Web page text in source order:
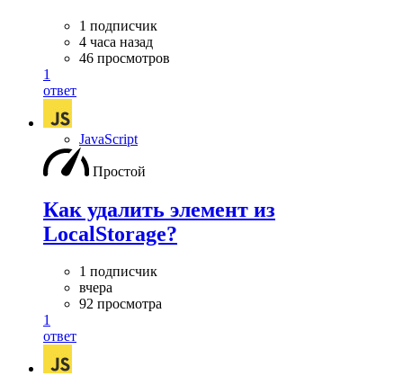
1 подписчик
4 часа назад
46 просмотров
1
ответ
JavaScript
Простой
Как удалить элемент из
LocalStorage?
1 подписчик
вчера
92 просмотра
1
ответ